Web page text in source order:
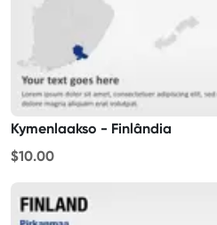
Kymenlaakso - Finlândia
$10.00